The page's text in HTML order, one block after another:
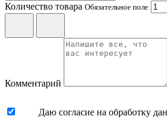
Количество товара Обязательное поле
Комментарий
Даю согласие на обработку